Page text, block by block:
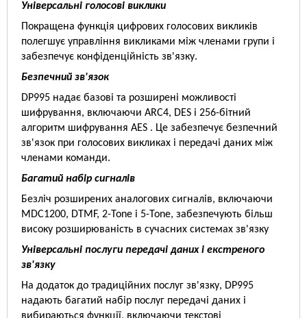
Універсальні голосові виклики
Покращена функція цифрових голосових викликів
полегшує управління викликами між членами групи і
забезпечує конфіденційність зв'язку.
Безпечний зв'язок
DP995 надає базові та розширені можливості
шифрування, включаючи ARC4, DES і 256-бітний
алгоритм шифрування AES . Це забезпечує безпечний
зв'язок при голосових викликах і передачі даних між
членами команди.
Багатий набір сигналів
Безліч розширених аналогових сигналів, включаючи
MDC1200, DTMF, 2-Tone і 5-Tone, забезпечують більш
високу розширюваність в сучасних системах зв'язку
Універсальні послуги передачі даних і екстреного
зв'язку
На додаток до традиційних послуг зв'язку, DP995
надають багатий набір послуг передачі даних і